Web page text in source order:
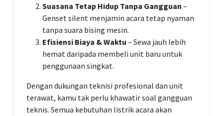
Suasana Tetap Hidup Tanpa Gangguan –
Genset silent menjamin acara tetap nyaman
tanpa suara bising mesin.
Efisiensi Biaya & Waktu – Sewa jauh lebih
hemat daripada membeli unit baru untuk
penggunaan singkat.
Dengan dukungan teknisi profesional dan unit
terawat, kamu tak perlu khawatir soal gangguan
teknis. Semua kebutuhan listrik acara akan